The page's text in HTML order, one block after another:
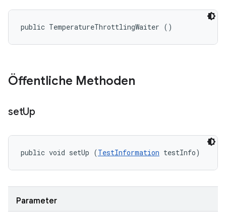
public TemperatureThrottlingWaiter ()
Öffentliche Methoden
setUp
public void setUp (TestInformation testInfo)
Parameter